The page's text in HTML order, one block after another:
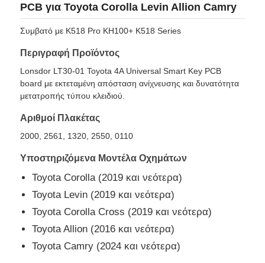
PCB για Toyota Corolla Levin Allion Camry
Συμβατό με K518 Pro KH100+ K518 Series
Περιγραφή Προϊόντος
Lonsdor LT30-01 Toyota 4A Universal Smart Key PCB
board με εκτεταμένη απόσταση ανίχνευσης και δυνατότητα
μετατροπής τύπου κλειδιού.
Αριθμοί Πλακέτας
2000, 2561, 1320, 2550, 0110
Υποστηριζόμενα Μοντέλα Οχημάτων
Toyota Corolla (2019 και νεότερα)
Toyota Levin (2019 και νεότερα)
Toyota Corolla Cross (2019 και νεότερα)
Toyota Allion (2016 και νεότερα)
Toyota Camry (2024 και νεότερα)